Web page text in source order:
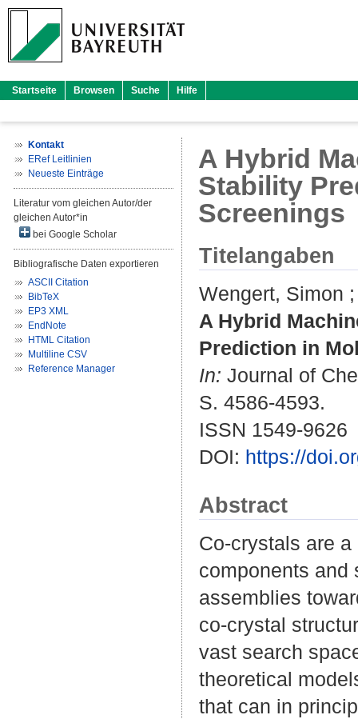
Startseite Browsen Suche Hilfe
Kontakt
ERef Leitlinien
Neueste Einträge
Literatur vom gleichen Autor/der
gleichen Autor*in
bei Google Scholar
Bibliografische Daten exportieren
ASCII Citation
BibTeX
EP3 XML
EndNote
HTML Citation
Multiline CSV
Reference Manager
A Hybrid
Stability
Screenings
Titelangaben
Wengert, Simon
A Hybrid
Prediction in
In: Journal of
S. 4586-4593.
ISSN 1549-9626
DOI: https://
Abstract
Co-crystals are
components and
assemblies
co-crystal
vast search
theoretical
that can in